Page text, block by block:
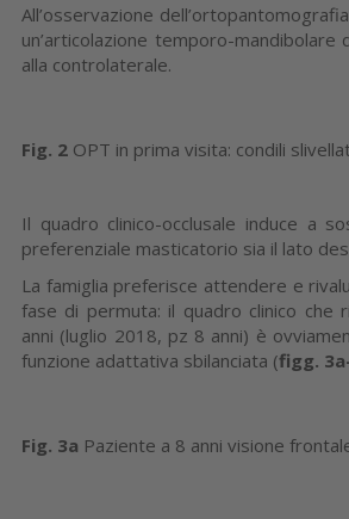
All’osservazione
un’articolazione temporo-
alla controlaterale.
Fig. 2 OPT in prima visita: condili
Il quadro clinico-occlusale induce a
preferenziale masticatorio sia il lato
La famiglia preferisce attendere e
fase di permuta: il quadro clinico che
anni (luglio 2018, pz 8 anni) è
funzione adattativa sbilanciata (figg.
Fig. 3a Paziente a 8 anni visione